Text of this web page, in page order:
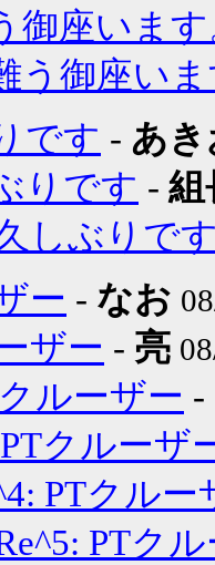
御座いま
う御座い
です - あき
りです - 組
しぶりで
ー - なお
ザー - 亮
ルーザー -
クルーザ
PTクルー
PTク